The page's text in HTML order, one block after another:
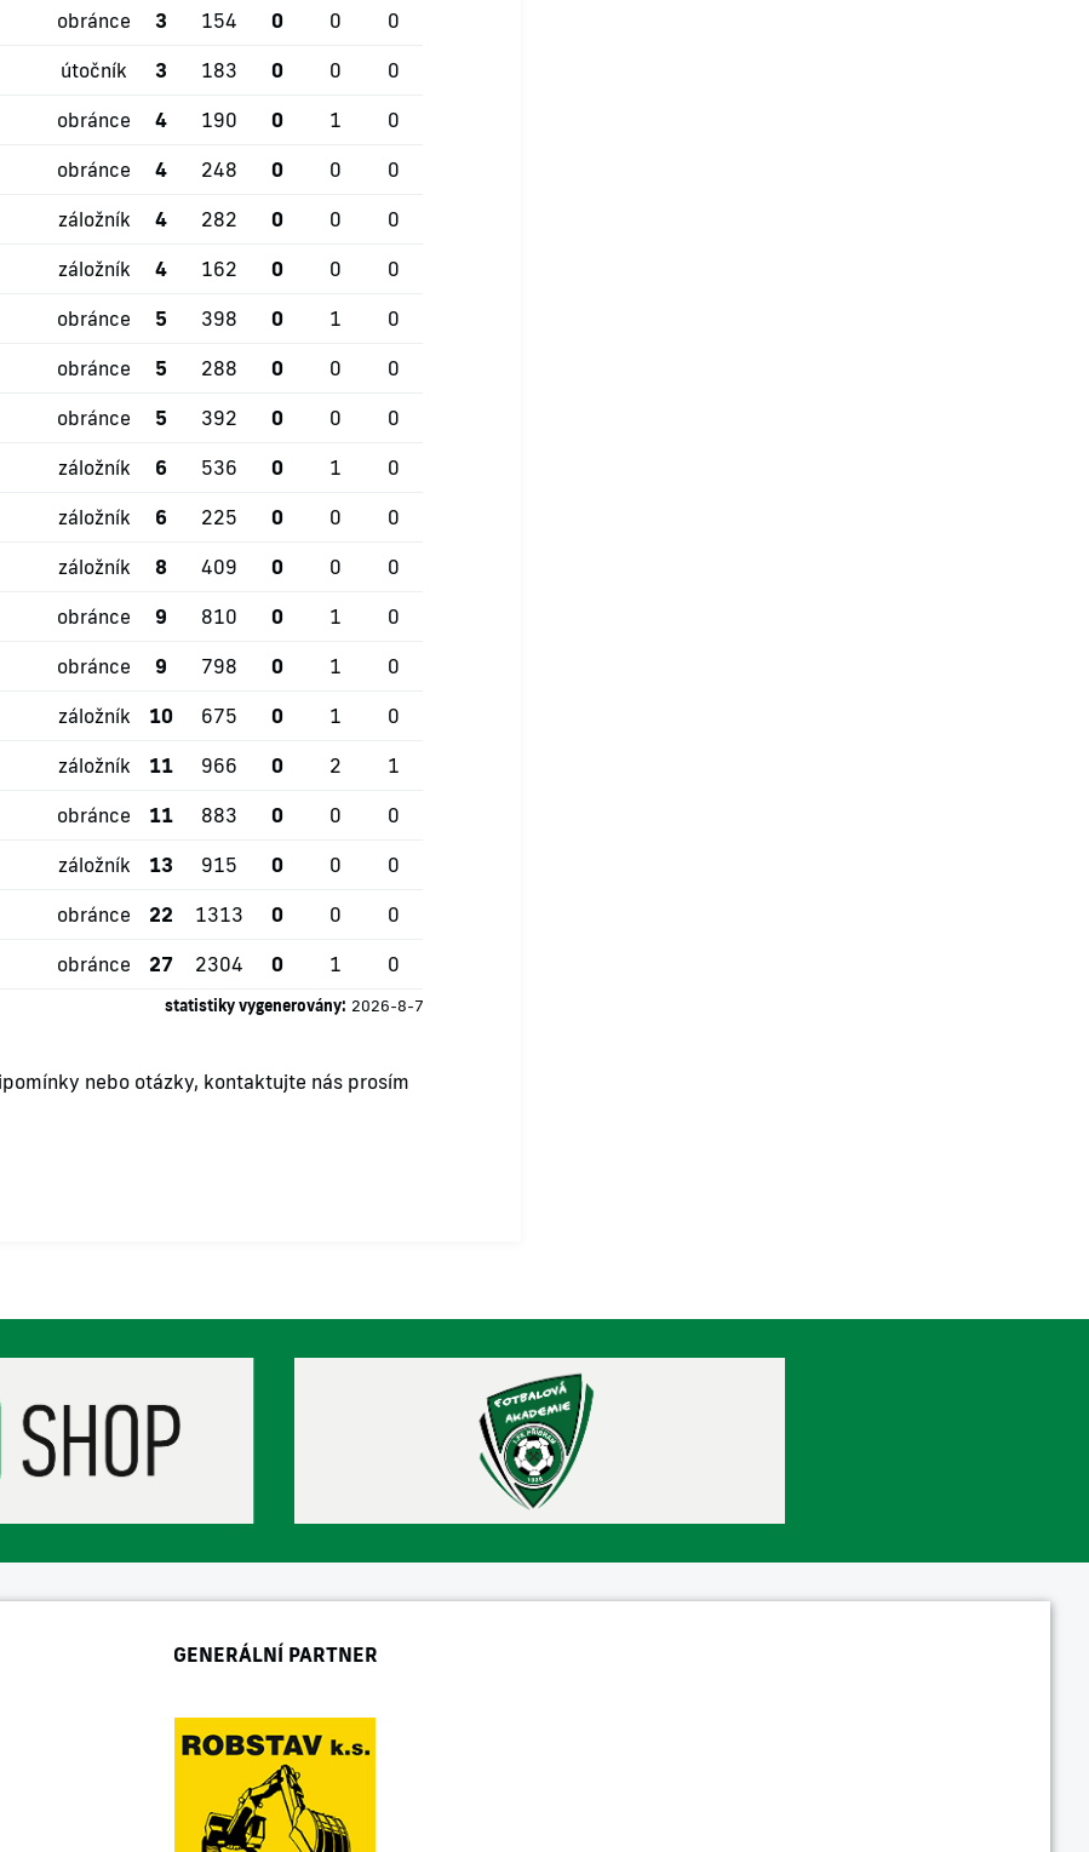
obránce 3 154 0 0 0
útočník 3 183 0 0 0
obránce 4 190 0 1 0
obránce 4 248 0 0 0
záložník 4 282 0 0 0
záložník 4 162 0 0 0
obránce 5 398 0 1 0
obránce 5 288 0 0 0
obránce 5 392 0 0 0
záložník 6 536 0 1 0
záložník 6 225 0 0 0
záložník 8 409 0 0 0
obránce 9 810 0 1 0
obránce 9 798 0 1 0
záložník 10 675 0 1 0
záložník 11 966 0 2 1
obránce 11 883 0 0 0
záložník 13 915 0 0 0
obránce 22 1313 0 0 0
obránce 27 2304 0 1 0
statistiky vygenerovány: 2026-8-7
nebo otázky, kontaktujte nás prosím
GENERÁLNÍ PARTNER